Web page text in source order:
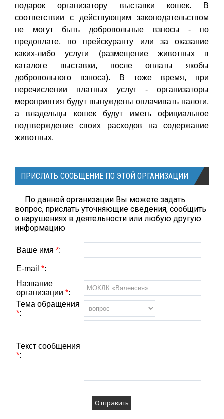
подарок организатору выставки кошек. В
соответствии с действующим законодательством
не могут быть добровольные взносы - по
предоплате, по прейскуранту или за оказание
каких-либо услуги (размещение животных в
каталоге выставки, после оплаты якобы
добровольного взноса). В тоже время, при
перечислении платных услуг - организаторы
мероприятия будут вынуждены оплачивать налоги,
а владельцы кошек будут иметь официальное
подтверждение своих расходов на содержание
животных.
ПРИСЛАТЬ СООБЩЕНИЕ ПО ЭТОЙ ОРГАНИЗАЦИИ
По данной организации Вы можете задать
вопрос, прислать уточняющие сведения, сообщить
о нарушениях в деятельности или любую другую
информацию
Ваше имя *:
E-mail *:
Название
организации *:
Тема обращения
*:
Текст сообщения
*: